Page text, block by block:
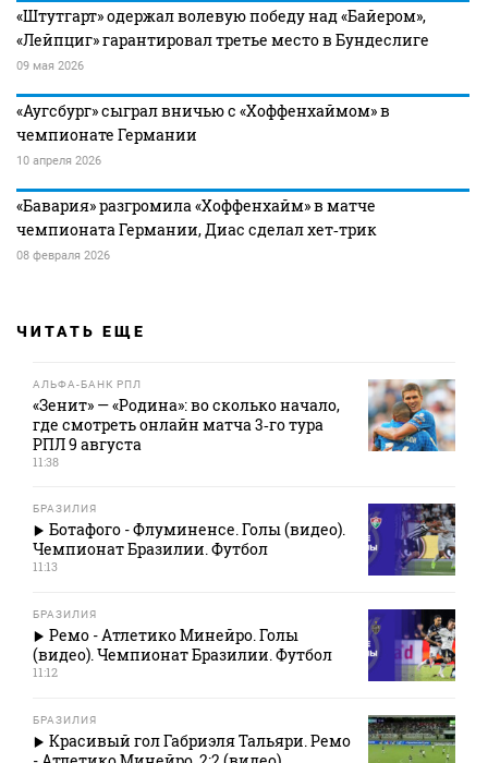
«Штутгарт» одержал волевую победу над «Байером»,
«Лейпциг» гарантировал третье место в Бундеслиге
09 мая 2026
«Аугсбург» сыграл вничью с «Хоффенхаймом» в
чемпионате Германии
10 апреля 2026
«Бавария» разгромила «Хоффенхайм» в матче
чемпионата Германии, Диас сделал хет‑трик
08 февраля 2026
ЧИТАТЬ ЕЩЕ
АЛЬФА-БАНК РПЛ
«Зенит» — «Родина»: во сколько начало,
где смотреть онлайн матча 3‑го тура
РПЛ 9 августа
11:38
БРАЗИЛИЯ
Ботафого - Флуминенсе. Голы (видео).
Чемпионат Бразилии. Футбол
11:13
БРАЗИЛИЯ
Ремо - Атлетико Минейро. Голы
(видео). Чемпионат Бразилии. Футбол
11:12
БРАЗИЛИЯ
Красивый гол Габриэля Тальяри. Ремо